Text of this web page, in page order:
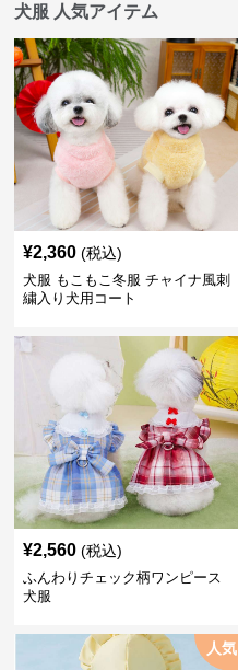
犬服 人気アイテム
¥2,360 (税込)
犬服 もこもこ冬服 チャイナ風刺
繍入り犬用コート
¥2,560 (税込)
ふんわりチェック柄ワンピース
犬服
人気